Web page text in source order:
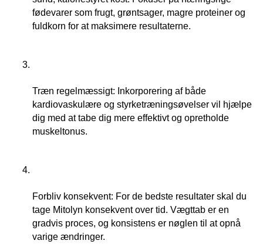
fødevarer som frugt, grøntsager, magre proteiner og
fuldkorn for at maksimere resultaterne.
Træn regelmæssigt: Inkorporering af både
kardiovaskulære og styrketræningsøvelser vil hjælpe
dig med at tabe dig mere effektivt og opretholde
muskeltonus.
Forbliv konsekvent: For de bedste resultater skal du
tage Mitolyn konsekvent over tid. Vægttab er en
gradvis proces, og konsistens er nøglen til at opnå
varige ændringer.